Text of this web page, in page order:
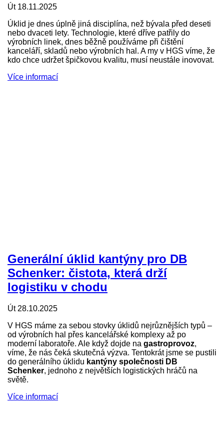
Út 18.11.2025
Úklid je dnes úplně jiná disciplína, než bývala před deseti
nebo dvaceti lety. Technologie, které dříve patřily do
výrobních linek, dnes běžně používáme při čištění
kanceláří, skladů nebo výrobních hal. A my v HGS víme, že
kdo chce udržet špičkovou kvalitu, musí neustále inovovat.
Více informací
Generální úklid kantýny pro DB
Schenker: čistota, která drží
logistiku v chodu
Út 28.10.2025
V HGS máme za sebou stovky úklidů nejrůznějších typů –
od výrobních hal přes kancelářské komplexy až po
moderní laboratoře. Ale když dojde na gastroprovoz,
víme, že nás čeká skutečná výzva. Tentokrát jsme se pustili
do generálního úklidu kantýny společnosti DB
Schenker, jednoho z největších logistických hráčů na
světě.
Více informací